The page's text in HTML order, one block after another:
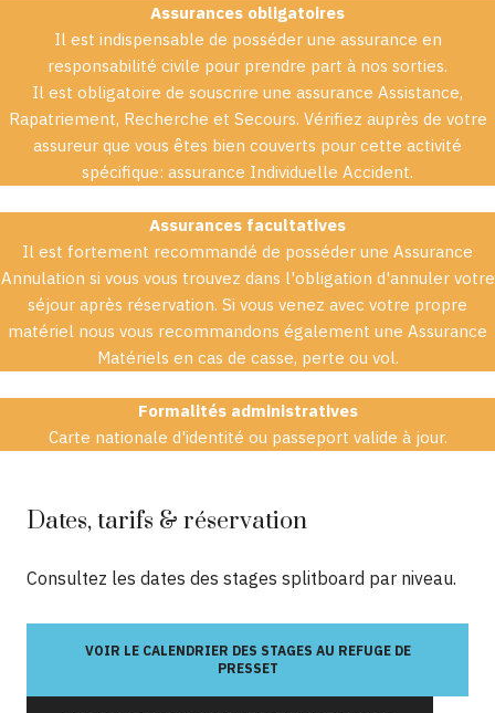
Assurances obligatoires
Il est indispensable de posséder une assurance en
responsabilité civile pour prendre part à nos sorties.
Il est obligatoire de souscrire une assurance Assistance,
Rapatriement, Recherche et Secours. Vérifiez auprès de votre
assureur que vous êtes bien couverts pour cette activité
spécifique: assurance Individuelle Accident.
Assurances facultatives
Il est fortement recommandé de posséder une Assurance
Annulation si vous vous trouvez dans l'obligation d'annuler votre
séjour après réservation. Si vous venez avec votre propre
matériel nous vous recommandons également une Assurance
Matériels en cas de casse, perte ou vol.
Formalités administratives
Carte nationale d'identité ou passeport valide à jour.
Dates, tarifs & réservation
Consultez les dates des stages splitboard par niveau.
VOIR LE CALENDRIER DES STAGES AU REFUGE DE
PRESSET